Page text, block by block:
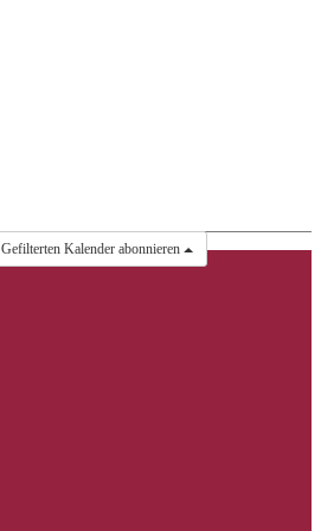
Gefilterten Kalender abonnieren